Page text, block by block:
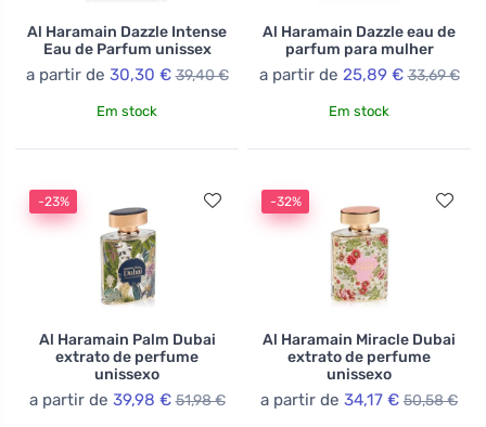
Al Haramain Dazzle Intense
Eau de Parfum unissex
a partir de 30,30 € 39,40 €
Em stock
Al Haramain Dazzle eau de
parfum para mulher
a partir de 25,89 € 33,69 €
Em stock
-23%
Al Haramain Palm Dubai
extrato de perfume
unissexo
a partir de 39,98 € 51,98 €
-32%
Al Haramain Miracle Dubai
extrato de perfume
unissexo
a partir de 34,17 € 50,58 €